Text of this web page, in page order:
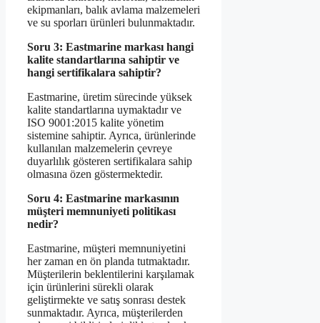
ekipmanları, balık avlama malzemeleri
ve su sporları ürünleri bulunmaktadır.
Soru 3: Eastmarine markası hangi
kalite standartlarına sahiptir ve
hangi sertifikalara sahiptir?
Eastmarine, üretim sürecinde yüksek
kalite standartlarına uymaktadır ve
ISO 9001:2015 kalite yönetim
sistemine sahiptir. Ayrıca, ürünlerinde
kullanılan malzemelerin çevreye
duyarlılık gösteren sertifikalara sahip
olmasına özen göstermektedir.
Soru 4: Eastmarine markasının
müşteri memnuniyeti politikası
nedir?
Eastmarine, müşteri memnuniyetini
her zaman en ön planda tutmaktadır.
Müşterilerin beklentilerini karşılamak
için ürünlerini sürekli olarak
geliştirmekte ve satış sonrası destek
sunmaktadır. Ayrıca, müşterilerden